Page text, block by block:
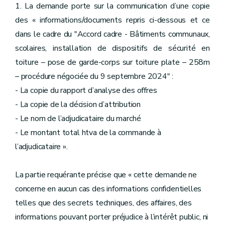
1. La demande porte sur la communication d’une copie
des « informations/documents repris ci-dessous et ce
dans le cadre du "Accord cadre - Bâtiments communaux,
scolaires, installation de dispositifs de sécurité en
toiture – pose de garde-corps sur toiture plate – 258m
– procédure négociée du 9 septembre 2024" :
- La copie du rapport d’analyse des offres
- La copie de la décision d’attribution
- Le nom de l’adjudicataire du marché
- Le montant total htva de la commande à
l’adjudicataire ».
La partie requérante précise que « cette demande ne
concerne en aucun cas des informations confidentielles
telles que des secrets techniques, des affaires, des
informations pouvant porter préjudice à l’intérêt public, ni